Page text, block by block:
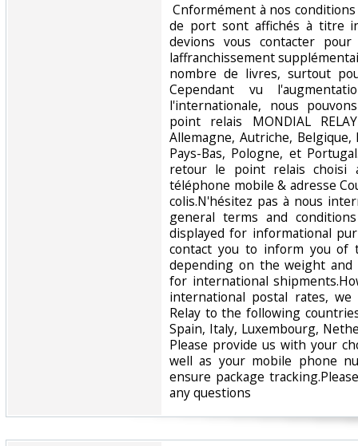
Cnformément à nos
de port sont affichés à titre
devions vous contacter
laffranchissement
nombre de livres, surtout
Cependant vu
l'internationale, nous
point relais MONDIAL
Allemagne, Autriche,
Pays-Bas, Pologne, et
retour le point relais choisi
téléphone mobile & adresse
colis.N'hésitez pas à nous
general terms and
displayed for informational
contact you to inform you of
depending on the weight and
for international
international postal rates,
Relay to the following
Spain, Italy, Luxembourg,
Please provide us with your
well as your mobile phone
ensure package
any questions‎